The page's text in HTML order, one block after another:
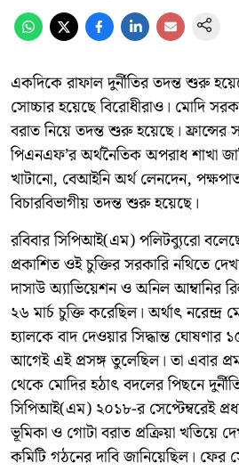
একদিকে রাফাল দুর্নীতির তদন্ত শুরু
সোচ্চার হয়েছে বিরোধীরাও। মোদি
বরাত নিয়ে তদন্ত শুরু হয়েছে। ফ্রান্সের
পিএনএফ’র অর্থনৈতিক অপরাধ শাখা
খাটানো, বেআইনি অর্থ লেনদেন,
বিচারবিভাগীয় তদন্ত শুরু হয়েছে।
রবিবার সিপিআই(এম) পলিটব্যুরো
প্রকাশিত ওই চুক্তির সরকারি নথিতে দেখা
দাসাউ অ্যাভিয়েশন ও অনিল আম্বানির
২৬ মার্চ চুক্তি করেছিল। অর্থাৎ
হ্যালকে বাদ দেওয়ার সিদ্ধান্ত ঘোষণার
আগেই এই প্রসঙ্গ তুলেছিল। তা এবার
থেকে মোদির হঠাৎ বদলের পিছনে
সিপিআই(এম) ২০১৮-র সেপ্টেম্বরেই
ভূমিকা ও গোটা বরাত প্রক্রিয়া খতিয়ে
কমিটি গঠনের দাবি জানিয়েছিল। ফের